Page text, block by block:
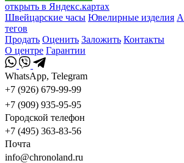
открыть в Яндекс.картах
Швейцарские часы Ювелирные изделия
тегов
Продать Оценить Заложить Контакты
О центре Гарантии
WhatsApp, Telegram
+7 (926) 679-99-99
+7 (909) 935-95-95
Городской телефон
+7 (495) 363-83-56
Почта
info@chronoland.ru